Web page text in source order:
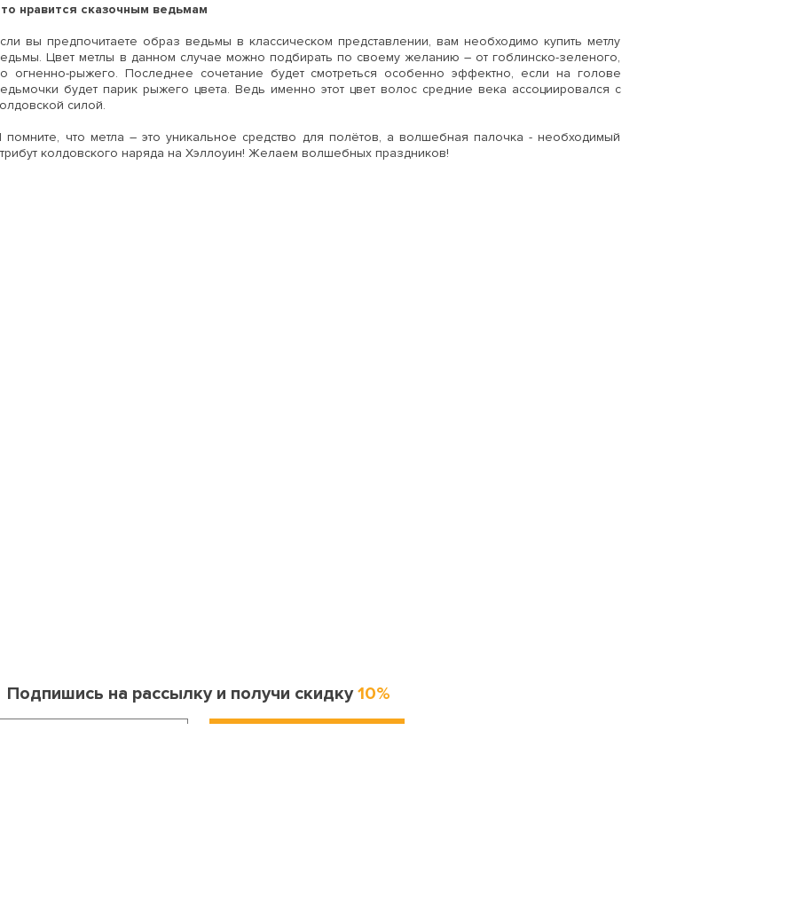
нравится сказочным ведьмам
вы предпочитаете образ ведьмы в классическом представлении, вам необходимо купить метлу
Цвет метлы в данном случае можно подбирать по своему желанию – от гоблинско-зеленого,
огненно-рыжего. Последнее сочетание будет смотреться особенно эффектно, если на голове
будет парик рыжего цвета. Ведь именно этот цвет волос средние века ассоциировался с
силой.
помните, что метла – это уникальное средство для полётов, а волшебная палочка - необходимый
колдовского наряда на Хэллоуин! Желаем волшебных праздников!
Подпишись на рассылку и получи скидку10%